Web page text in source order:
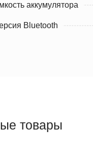
аккумулятора
Bluetooth
товары